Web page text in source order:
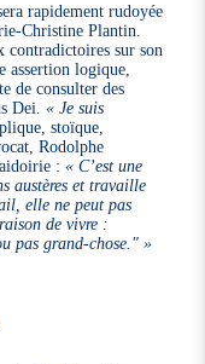
rapidement rudoyée
Christine Plantin.
contradictoires sur son
assertion logique,
de consulter des
Dei.« Je suis
stoïque,
Rodolphe
:« C’est une
austères et travaille
elle ne peut pas
de vivre :
pas grand-chose." »